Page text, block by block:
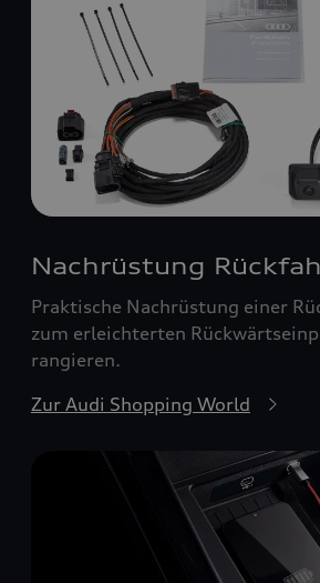
Nachrüstung
Praktische Nachrüstung einer
zum erleichterten
rangieren.
Zur Audi Shopping World